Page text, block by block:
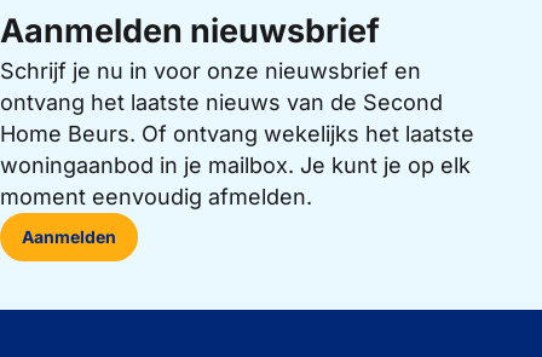
Aanmelden nieuwsbrief
Schrijf je nu in voor onze nieuwsbrief en
ontvang het laatste nieuws van de Second
Home Beurs. Of ontvang wekelijks het laatste
woningaanbod in je mailbox. Je kunt je op elk
moment eenvoudig afmelden.
Aanmelden